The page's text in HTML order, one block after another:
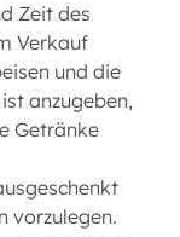
Zeit des
Verkauf
und die
anzugeben,
Getränke
vorzulegen.